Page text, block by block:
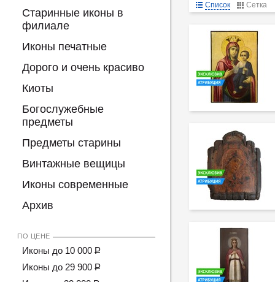
Старинные иконы в
филиале
Иконы печатные
Дорого и очень красиво
Киоты
Богослужебные
предметы
Предметы старины
Винтажные вещицы
Иконы современные
Архив
ПО ЦЕНЕ
Иконы до 10 000 Р
Иконы до 29 900 Р
Список Сетка